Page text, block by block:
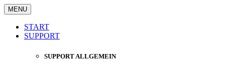
MENU
START
SUPPORT
SUPPORT ALLGEMEIN